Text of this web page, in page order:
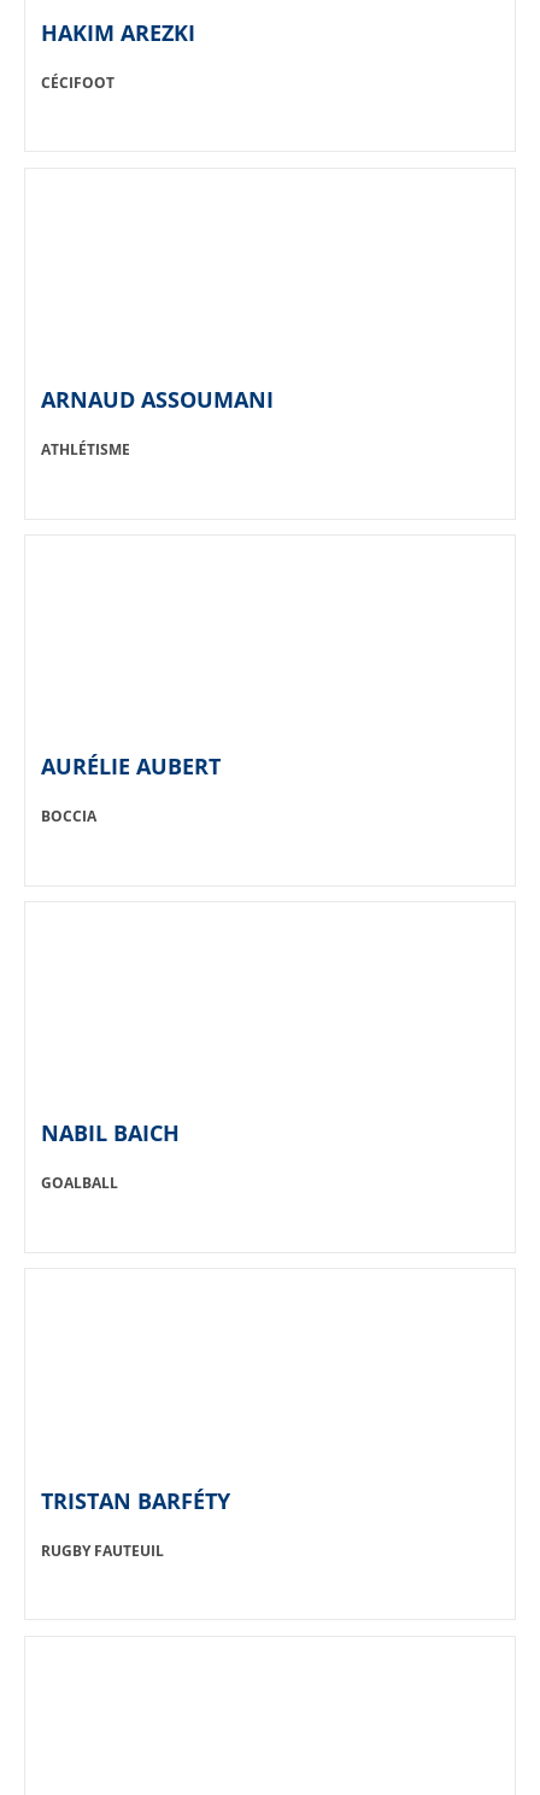
HAKIM AREZKI
SPORT:
CÉCIFOOT
ARNAUD ASSOUMANI
SPORT:
ATHLÉTISME
AURÉLIE AUBERT
SPORT:
BOCCIA
NABIL BAICH
SPORT:
GOALBALL
TRISTAN BARFÉTY
SPORT:
RUGBY FAUTEUIL